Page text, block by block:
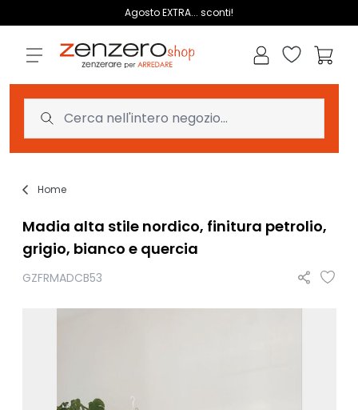
Agosto EXTRA... sconti!
Lista dei
Home
Madia alta stile nordico, finitura petrolio,
grigio, bianco e quercia
GZFRMADCB53